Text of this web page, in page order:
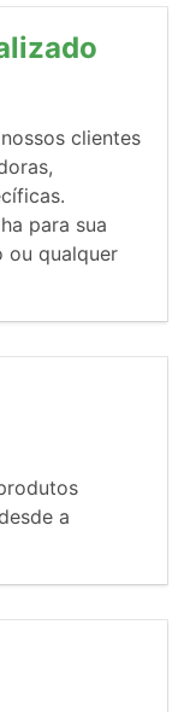
clientes
para sua
ou qualquer
a